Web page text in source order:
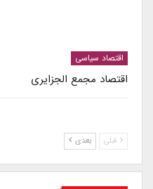
اقتصاد سیاسی
اقتصاد مجمع الجزایری
قبلی بعدی